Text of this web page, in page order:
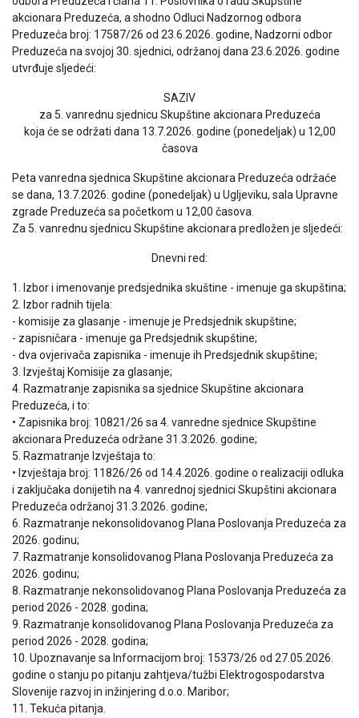
akcionara Preduzeća, a shodno Odluci Nadzornog odbora
Preduzeća broj: 17587/26 od 23.6.2026. godine, Nadzorni odbor
Preduzeća na svojoj 30. sjednici, održanoj dana 23.6.2026. godine
utvrđuje sljedeći:
SAZIV
za 5. vanrednu sjednicu Skupštine akcionara Preduzeća
koja će se održati dana 13.7.2026. godine (ponedeljak) u 12,00
časova
Peta vanredna sjednica Skupštine akcionara Preduzeća održaće
se dana, 13.7.2026. godine (ponedeljak) u Ugljeviku, sala Upravne
zgrade Preduzeća sa početkom u 12,00 časova.
Za 5. vanrednu sjednicu Skupštine akcionara predložen je sljedeći:
Dnevni red:
1. Izbor i imenovanje predsjednika skuštine - imenuje ga skupština;
2. Izbor radnih tijela:
- komisije za glasanje - imenuje je Predsjednik skupštine;
- zapisničara - imenuje ga Predsjednik skupštine;
- dva ovjerivača zapisnika - imenuje ih Predsjednik skupštine;
3. Izvještaj Komisije za glasanje;
4. Razmatranje zapisnika sa sjednice Skupštine akcionara
Preduzeća, i to:
• Zapisnika broj: 10821/26 sa 4. vanredne sjednice Skupštine
akcionara Preduzeća održane 31.3.2026. godine;
5. Razmatranje Izvještaja to:
• Izvještaja broj: 11826/26 od 14.4.2026. godine o realizaciji odluka
i zaključaka donijetih na 4. vanrednoj sjednici Skupštini akcionara
Preduzeća održanoj 31.3.2026. godine;
6. Razmatranje nekonsolidovanog Plana Poslovanja Preduzeća za
2026. godinu;
7. Razmatranje konsolidovanog Plana Poslovanja Preduzeća za
2026. godinu;
8. Razmatranje nekonsolidovanog Plana Poslovanja Preduzeća za
period 2026 - 2028. godina;
9. Razmatranje konsolidovanog Plana Poslovanja Preduzeća za
period 2026 - 2028. godina;
10. Upoznavanje sa Informacijom broj: 15373/26 od 27.05.2026.
godine o stanju po pitanju zahtjeva/tužbi Elektrogospodarstva
Slovenije razvoj in inžinjering d.o.o. Maribor;
11. Tekuća pitanja.